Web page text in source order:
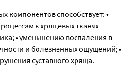
компонентов способствует: •
в хрящевых тканях
• уменьшению воспаления в
и болезненных ощущений; •
суставного хряща.